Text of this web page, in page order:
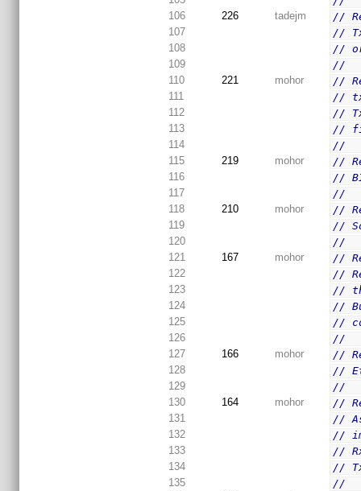
106
226 tadejm
//
107
//
108
//
109
//
110
221 mohor
//
111
//
112
//
113
//
114
//
115
219 mohor
//
116
//
117
//
118
210 mohor
//
119
//
120
//
121
167 mohor
//
122
//
123
//
124
//
125
//
126
//
127
166 mohor
//
128
//
129
//
130
164 mohor
//
131
//
132
//
133
//
134
//
135
//